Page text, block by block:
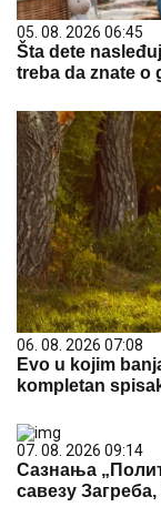
05. 08. 2026 06:45
Šta dete
treba da znate o
06. 08. 2026 07:08
Evo u kojim
kompletan
07. 08. 2026 09:14
Сазнања
савезу